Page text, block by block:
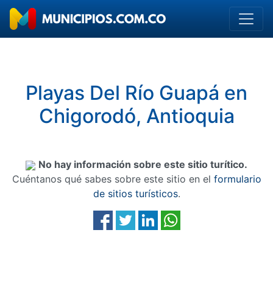
Playas Del Río Guapá en
Chigorodó, Antioquia
No hay información sobre este sitio turítico.
Cuéntanos qué sabes sobre este sitio en el formulario
de sitios turísticos.